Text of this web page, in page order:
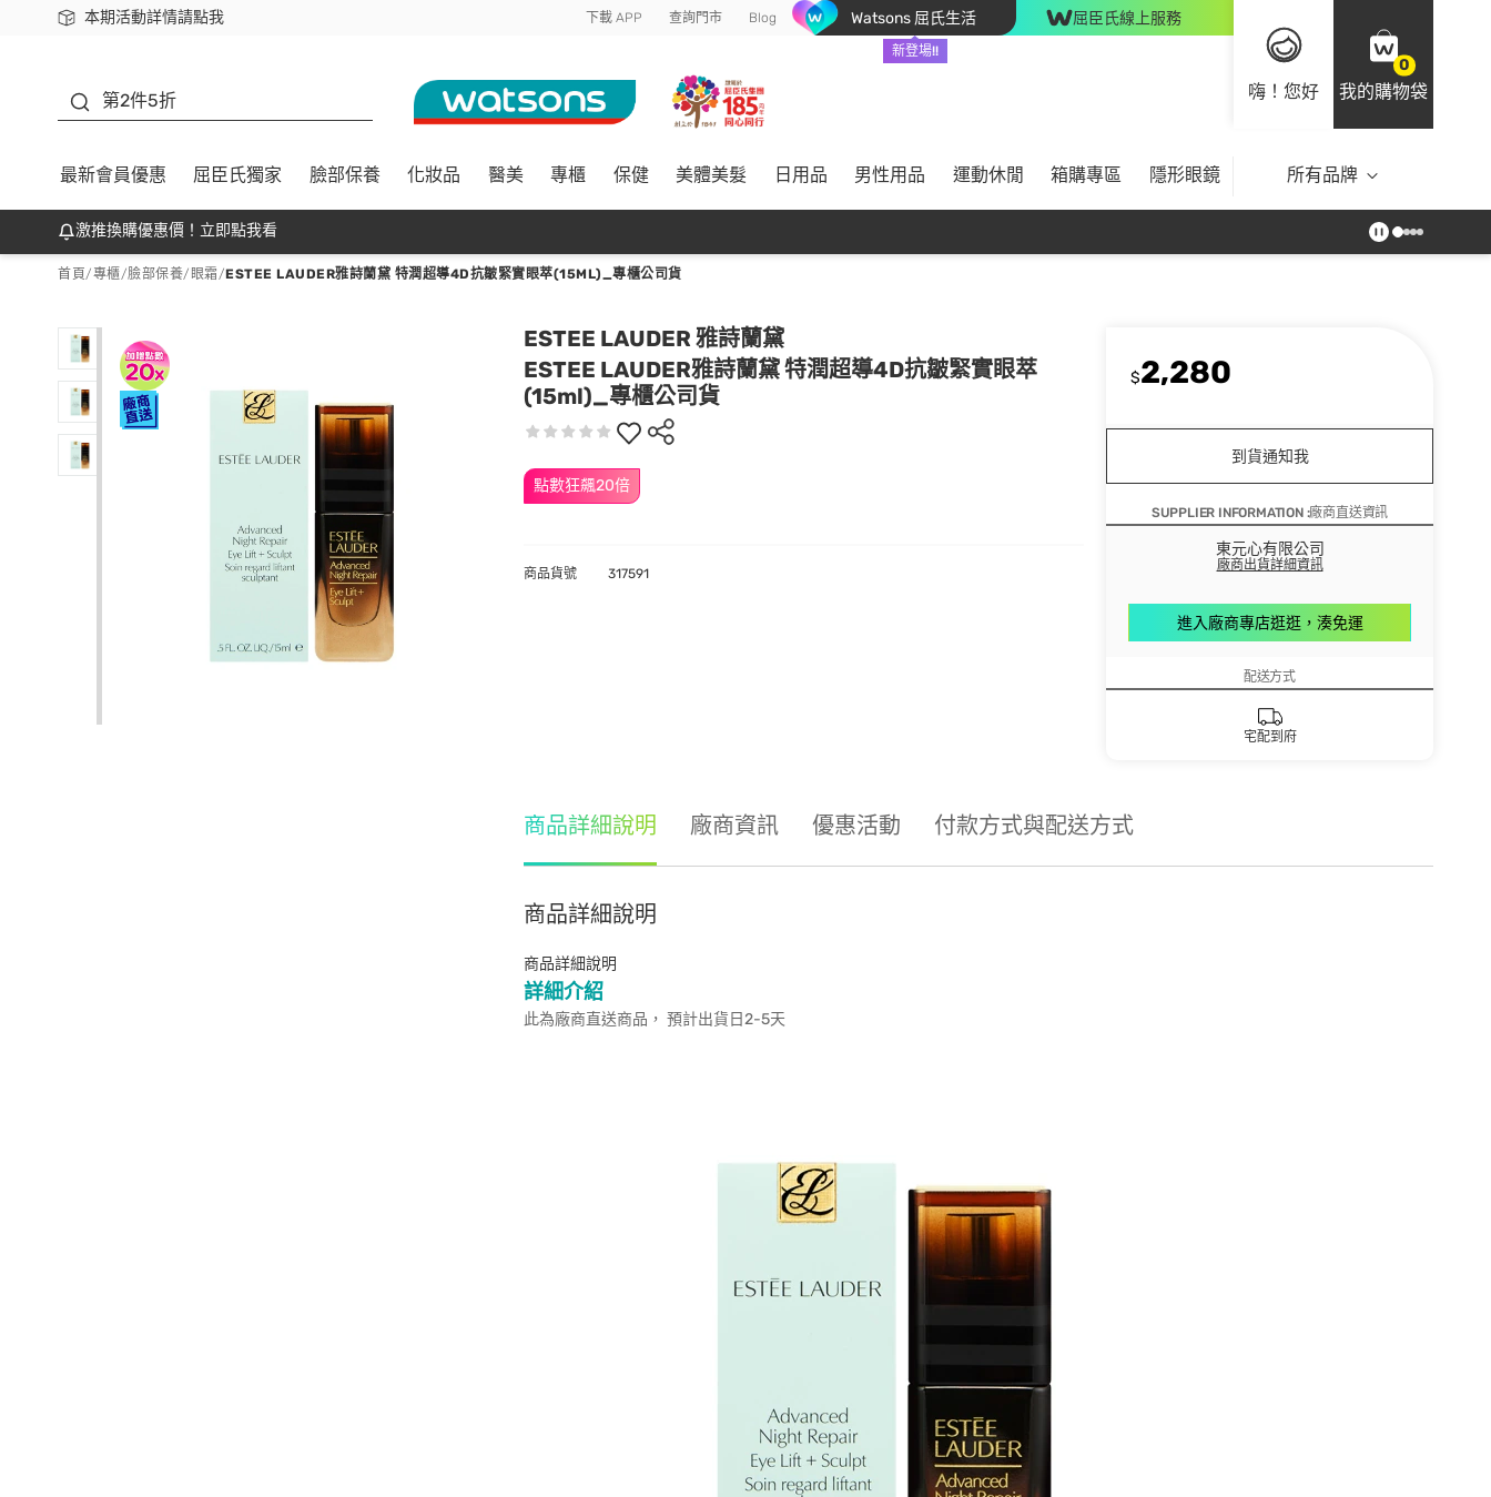
本期活動詳情請點我
下載app最高回饋$350 下載 APP 查詢門市 Blog Watsons 屈氏生活
新登場!!
屈臣氏線上服務
嗨！您好
0
我的購物袋
第2件5折
最新會員優惠 屈臣氏獨家 臉部保養 化妝品 醫美 專櫃 保健 美體美髮 日用品 男性用品 運動休閒 箱購專區 隱形眼鏡 所有品牌
激推換購優惠價！立即點我看
首頁/專櫃/臉部保養/ 眼霜/ESTEE LAUDER雅詩蘭黛 特潤超導4D抗皺緊實眼萃(15ML)_專櫃公司貨
ESTEE LAUDER 雅詩蘭黛
ESTEE LAUDER雅詩蘭黛 特潤超導4D抗皺緊實眼萃
(15ml)_專櫃公司貨
點數狂飆20倍
$2,280
到貨通知我
SUPPLIER INFORMATION :廠商直送資訊
東元心有限公司
廠商出貨詳細資訊
進入廠商專店逛逛，湊免運
配送方式
宅配到府
商品貨號 317591
商品詳細說明 廠商資訊 優惠活動 付款方式與配送方式
商品詳細說明
商品詳細說明
詳細介紹
此為廠商直送商品， 預計出貨日2-5天